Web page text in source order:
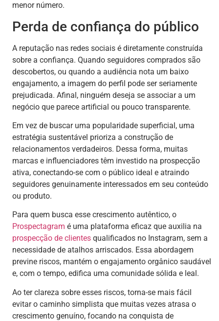
menor número.
Perda de confiança do público
A reputação nas redes sociais é diretamente construída
sobre a confiança. Quando seguidores comprados são
descobertos, ou quando a audiência nota um baixo
engajamento, a imagem do perfil pode ser seriamente
prejudicada. Afinal, ninguém deseja se associar a um
negócio que parece artificial ou pouco transparente.
Em vez de buscar uma popularidade superficial, uma
estratégia sustentável prioriza a construção de
relacionamentos verdadeiros. Dessa forma, muitas
marcas e influenciadores têm investido na prospecção
ativa, conectando-se com o público ideal e atraindo
seguidores genuinamente interessados em seu conteúdo
ou produto.
Para quem busca esse crescimento autêntico, o
Prospectagram é uma plataforma eficaz que auxilia na
prospecção de clientes qualificados no Instagram, sem a
necessidade de atalhos arriscados. Essa abordagem
previne riscos, mantém o engajamento orgânico saudável
e, com o tempo, edifica uma comunidade sólida e leal.
Ao ter clareza sobre esses riscos, torna-se mais fácil
evitar o caminho simplista que muitas vezes atrasa o
crescimento genuíno, focando na conquista de